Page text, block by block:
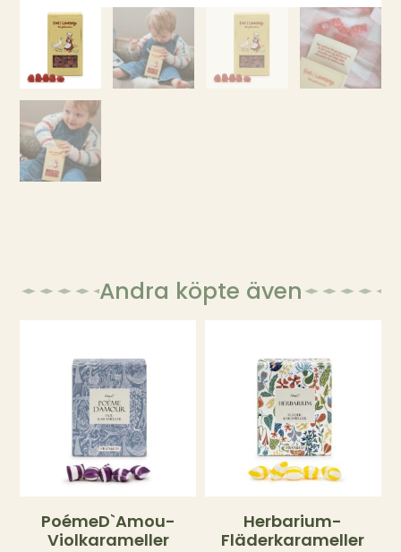
Andra köpte även
PoémeD`amou-
Violkarameller
Herbarium-
Fläderkarameller